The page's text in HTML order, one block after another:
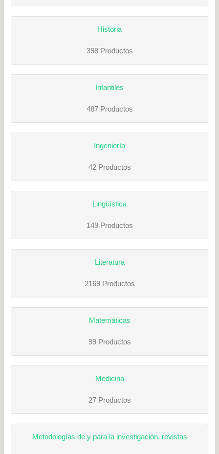
Historia
398 Productos
Infantiles
487 Productos
Ingeniería
42 Productos
Lingüística
149 Productos
Literatura
2169 Productos
Matemáticas
99 Productos
Medicina
27 Productos
Metodologías de y para la investigación, revistas